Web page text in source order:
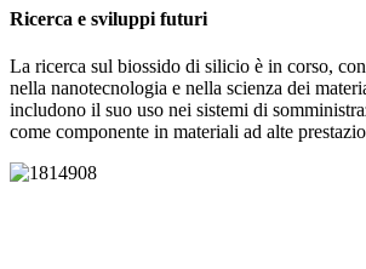
Ricerca e sviluppi futuri
La ricerca sul biossido di silicio è in corso,
nella nanotecnologia e nella scienza dei
includono il suo uso nei sistemi di
come componente in materiali ad alte